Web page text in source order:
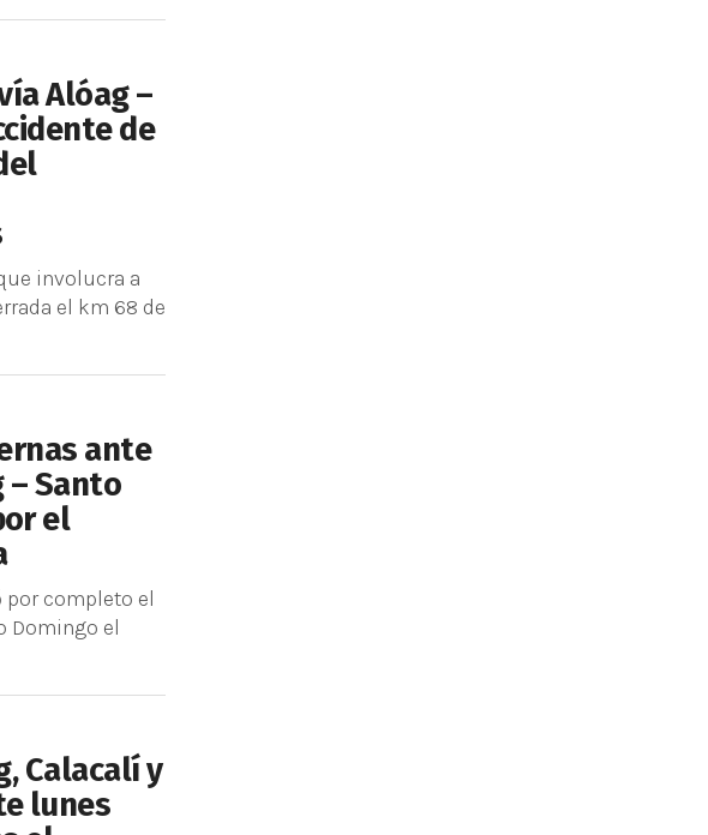
Alóag –
de
involucra a
el km 68 de
ante
– Santo
el
completo el
Domingo el
Calacalí y
lunes